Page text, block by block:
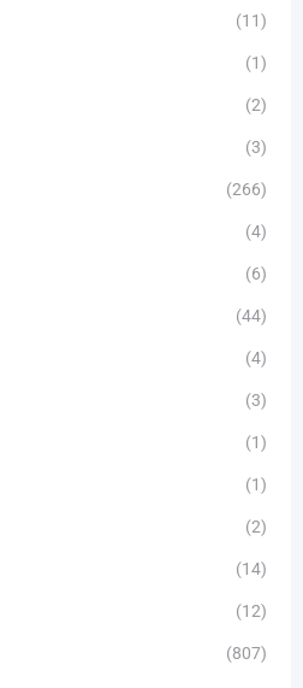
(11)
(1)
(2)
(3)
(266)
(4)
(6)
(44)
(4)
(3)
(1)
(1)
(2)
(14)
(12)
(807)